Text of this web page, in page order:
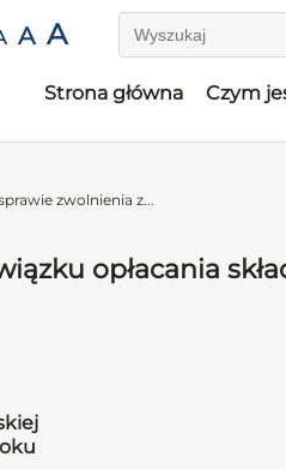
A A Wyszukaj
Strona główna Czym
zwolnienia z...
opłacania